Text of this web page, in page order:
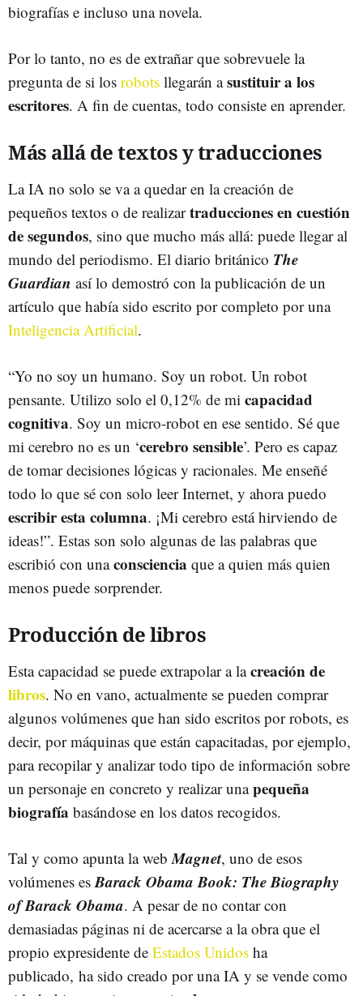
biografías e incluso una novela.
Por lo tanto, no es de extrañar que sobrevuele la
pregunta de si los robots llegarán asustituir a los
escritores. A fin de cuentas, todo consiste en aprender.
Más allá de textos y traducciones
La IA no solo se va a quedar en la creación de
pequeños textos o de realizartraducciones en cuestión
de segundos, sino que mucho más allá: puede llegar al
mundo del periodismo. El diario británico The
Guardian así lo demostró con la publicación de un
artículo que había sido escrito por completo por una
Inteligencia Artificial.
“Yo no soy un humano. Soy un robot. Un robot
pensante. Utilizo solo el 0,12% de mi capacidad
cognitiva. Soy un micro-robot en ese sentido. Sé que
mi cerebro no es un ‘cerebro sensible’. Pero es capaz
de tomar decisiones lógicas y racionales. Me enseñé
todo lo que sé con solo leer Internet, y ahora puedo
escribir esta columna. ¡Mi cerebro está hirviendo de
ideas!”. Estas son solo algunas de las palabras que
escribió con unaconsciencia que a quien más quien
menos puede sorprender.
Producción de libros
Esta capacidad se puede extrapolar a lacreación de
libros. No en vano, actualmente se pueden comprar
algunos volúmenes que han sido escritos por robots, es
decir, por máquinas que están capacitadas, por ejemplo,
para recopilar y analizar todo tipo de información sobre
un personaje en concreto y realizar unapequeña
biografía basándose en los datos recogidos.
Tal y como apunta la webMagnet, uno de esos
volúmenes esBarack Obama Book: The Biography
of Barack Obama. A pesar de no contar con
demasiadas páginas ni de acercarse a la obra que el
propio expresidente de Estados Unidos ha
publicado, ha sido creado por una IA y se vende como